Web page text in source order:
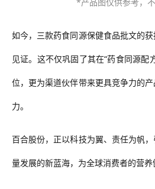
如今，三款药食同源保健食品批文的
见证。这不仅巩固了其在“药食同源配
位，更为渠道伙伴带来更具竞争力的
力。
百合股份，正以科技为翼、责任为帆
量发展的新蓝海，为全球消费者的营养